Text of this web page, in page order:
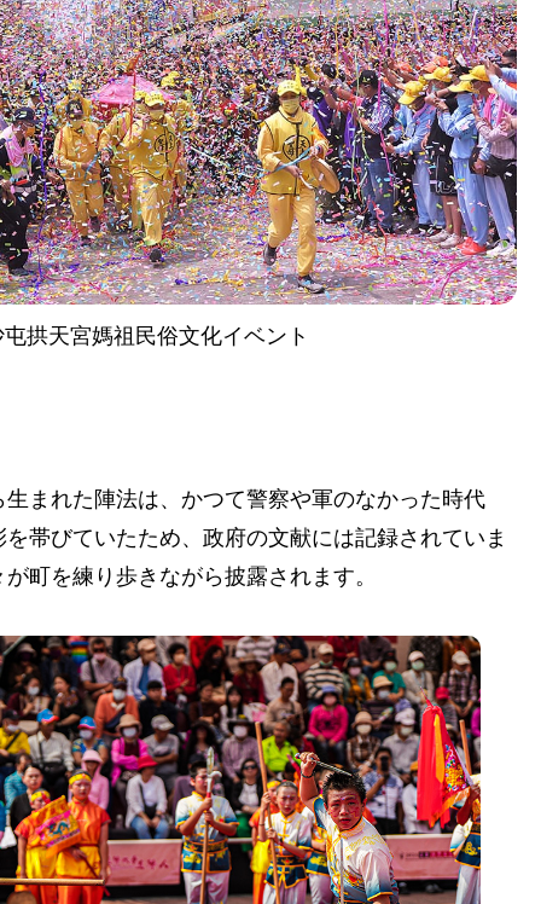
拱天宮媽祖民俗文化イベント
まれた陣法は、かつて警察や軍のなかった時代
帯びていたため、政府の文献には記録されていま
町を練り歩きながら披露されます。